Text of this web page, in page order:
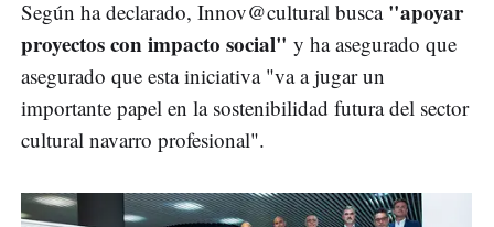
Según ha declarado, Innov@cultural busca "apoyar
proyectos con impacto social" y ha asegurado que
asegurado que esta iniciativa "va a jugar un
importante papel en la sostenibilidad futura del sector
cultural navarro profesional".